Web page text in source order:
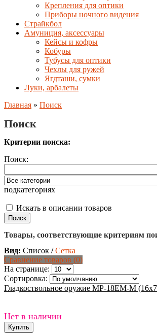
Крепления для оптики
Приборы ночного видения
Страйкбол
Амуниция, аксессуары
Кейсы и кофры
Кобуры
Тубусы для оптики
Чехлы для ружей
Ягдташи, сумки
Луки, арбалеты
Главная » Поиск
Поиск
Критерии поиска:
Поиск:
подкатегориях
Искать в описании товаров
Товары, соответствующие критериям
Вид: Список / Сетка
Сравнение товаров (0)
На странице:
Сортировка:
Гладкоствольное оружие МР-18ЕМ-М
Нет в наличии